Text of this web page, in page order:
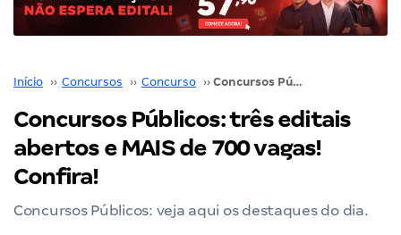
Início ›› Concursos ›› Concurso ›› Concursos Públicos: três editais abertos e MAIS de 700 vagas! Confira!
Concursos Públicos: três editais
abertos e MAIS de 700 vagas!
Confira!
Concursos Públicos: veja aqui os destaques do dia.